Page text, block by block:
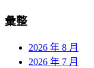
彙整
2026 年 8 月
2026 年 7 月